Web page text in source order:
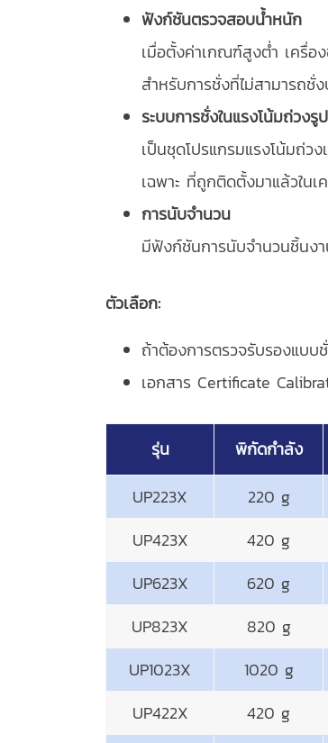
ฟังก์ชันตรวจสอบน้ำหนัก
เมื่อตั้งค่าเกณฑ์สูงต่ำ เครื่อ
สำหรับการชั่งที่ไม่สามารถ
ระบบการชั่งในแรงโน้มถ่วง
เป็นชุดโปรแกรมแรงโน้มถ่ว
เฉพาะ ที่ถูกติดตั้งมาแล้วในเ
การนับจํานวน
มีฟังก์ชันการนับจำนวนชิ้นง
ตัวเลือก:
ถ้าต้องการตรวจรับรองแบบ
เอกสาร Certificate
รุ่น พิกัดกำลัง
UP223X
220 g
UP423X
420 g
UP623X
620 g
UP823X
820 g
UP1023X
1020 g
UP422X
420 g